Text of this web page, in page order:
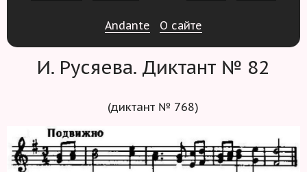
Andante О сайте
И. Русяева. Диктант № 82
(диктант № 768)